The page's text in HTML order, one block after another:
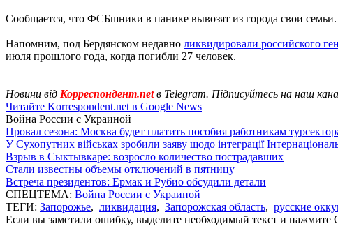
Сообщается, что ФСБшники в панике вывозят из города свои семьи.
Напомним, под Бердянском недавно ликвидировали российского
июля прошлого года, когда погибли 27 человек.
Новини від Корреспондент.netв Telegram. Підписуйтесь на наш
Читайте Korrespondent.net в Google News
Война России с Украиной
Провал сезона: Москва будет платить пособия работникам
У Сухопутних військах зробили заяву щодо інтеграції
Взрыв в Сыктывкаре: возросло количество пострадавших
Стали известны объемы отключений в пятницу
Встреча президентов: Ермак и Рубио обсудили детали
СПЕЦТЕМА: Война России с Украиной
ТЕГИ: Запорожье, ликвидация, Запорожская область, русские
Если вы заметили ошибку, выделите необходимый текст и нажмите